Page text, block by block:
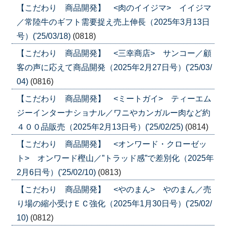
【こだわり 商品開発】 <肉のイイジマ> イイジマ
／常陸牛のギフト需要捉え売上伸長（2025年3月13日
号）('25/03/18) (0818)
【こだわり 商品開発】 <三幸商店> サンコー／顧
客の声に応えて商品開発（2025年2月27日号）('25/03/
04) (0816)
【こだわり 商品開発】 <ミートガイ> ティーエム
ジーインターナショナル／ワニやカンガルー肉など約
４００品販売（2025年2月13日号）('25/02/25) (0814)
【こだわり 商品開発】 <オンワード・クローゼッ
ト> オンワード樫山／”トラッド感”で差別化（2025年
2月6日号）('25/02/10) (0813)
【こだわり 商品開発】 <やのまん> やのまん／売
り場の縮小受けＥＣ強化（2025年1月30日号）('25/02/
10) (0812)